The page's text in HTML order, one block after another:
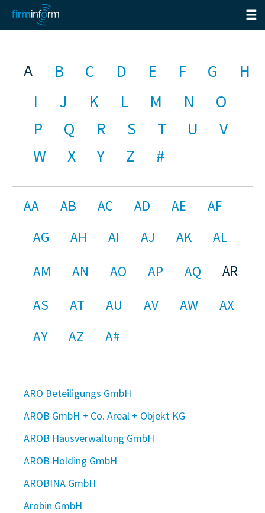
A B C D E F G
H
I
J K L M N
O
P
Q R S T U
V
W
X Y Z #
AA AB AC AD AE
AF
AG
AH AI AJ AK
AL
AM
AN AO AP AQ
AR
AS
AT AU AV AW
AX
AY
AZ A#
ARO Beteiligungs GmbH
AROB GmbH + Co. Areal + Objekt KG
AROB Hausverwaltung GmbH
AROB Holding GmbH
AROBINA GmbH
Arobin GmbH